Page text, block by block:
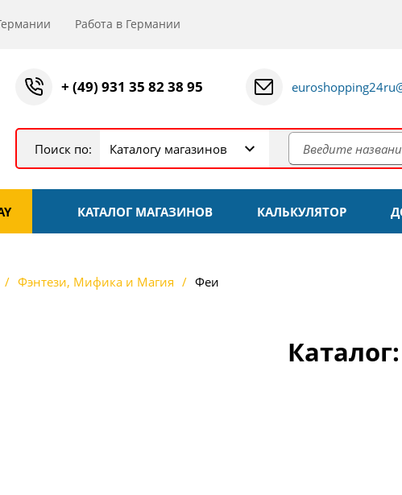
Работа в Германии
+ (49) 931 35 82 38 95
Поиск по: Каталогу магазинов
КАТАЛОГ МАГАЗИНОВ КАЛЬКУЛЯТОР
Фэнтези, Мифика и Магия Феи